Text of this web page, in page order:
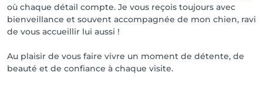
où chaque détail compte. Je vous reçois toujours avec
bienveillance et souvent accompagnée de mon chien, ravi
de vous accueillir lui aussi !
Au plaisir de vous faire vivre un moment de détente, de
beauté et de confiance à chaque visite.